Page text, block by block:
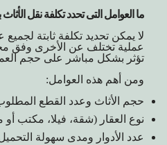
ما العوامل التى تحدد تكلفة نقل
لا يمكن تحديد تكلفة ثابتة
عملية تختلف عن الأخرى وفق
تؤثر بشكل مباشر على حجم
ومن أهم هذه العوامل:
حجم الأثاث وعدد القطع
نوع العقار (شقة، فيلا، مكتب
عدد الأدوار ومدى سهولة